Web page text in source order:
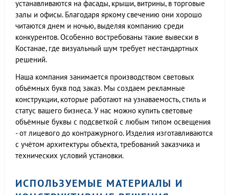
устанавливаются на фасады, крыши, витрины, в торговые
залы и офисы. Благодаря яркому свечению они хорошо
читаются днем и ночью, выделяя компанию среди
конкурентов. Особенно востребованы такие вывески в
Костанае, где визуальный шум требует нестандартных
решений.
Наша компания занимается производством световых
объёмных букв под заказ. Мы создаем рекламные
конструкции, которые работают на узнаваемость, стиль и
статус вашего бизнеса. У нас можно купить световые
объёмные буквы с подсветкой с любым типом освещения
- от лицевого до контражурного. Изделия изготавливаются
с учётом архитектуры объекта, требований заказчика и
технических условий установки.
ИСПОЛЬЗУЕМЫЕ МАТЕРИАЛЫ И